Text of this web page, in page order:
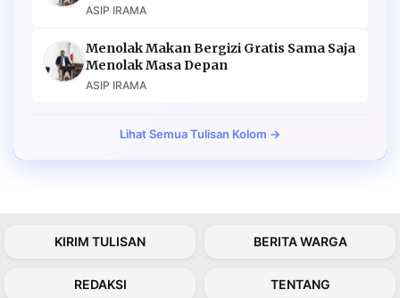
ASIP IRAMA
Menolak Makan Bergizi Gratis Sama Saja
Menolak Masa Depan
ASIP IRAMA
Lihat Semua Tulisan Kolom →
KIRIM TULISAN BERITA WARGA
REDAKSI TENTANG